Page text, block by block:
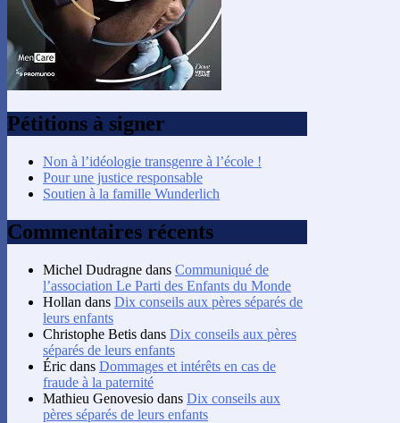
Pétitions à signer
Non à l’idéologie transgenre à l’école !
Pour une justice responsable
Soutien à la famille Wunderlich
Commentaires récents
Michel Dudragne dans Communiqué de
l’association Le Parti des Enfants du Monde
Hollan dans Dix conseils aux pères séparés de
leurs enfants
Christophe Betis dans Dix conseils aux pères
séparés de leurs enfants
Éric dans Dommages et intérêts en cas de
fraude à la paternité
Mathieu Genovesio dans Dix conseils aux
pères séparés de leurs enfants